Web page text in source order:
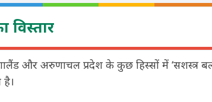
और अरुणाचल प्रदेश के कुछ हिस्सों में ‘सशस्त्र